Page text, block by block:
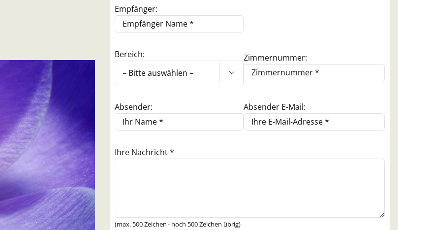
Empfänger:
Bereich:

Zimmernummer:
Absender: Absender E-Mail:
Ihre Nachricht *
(max. 500 Zeichen - noch 500Zeichen übrig)